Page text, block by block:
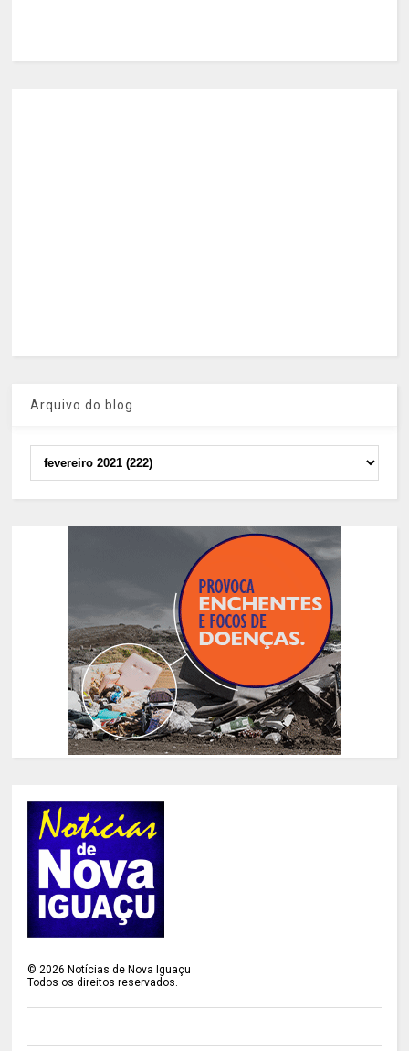
Arquivo do blog
© 2026 Notícias de Nova Iguaçu
Todos os direitos reservados.